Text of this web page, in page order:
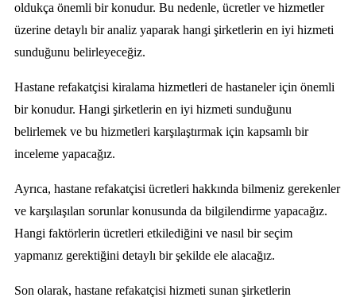
oldukça önemli bir konudur. Bu nedenle, ücretler ve hizmetler
üzerine detaylı bir analiz yaparak hangi şirketlerin en iyi hizmeti
sunduğunu belirleyeceğiz.
Hastane refakatçisi kiralama hizmetleri de hastaneler için önemli
bir konudur. Hangi şirketlerin en iyi hizmeti sunduğunu
belirlemek ve bu hizmetleri karşılaştırmak için kapsamlı bir
inceleme yapacağız.
Ayrıca, hastane refakatçisi ücretleri hakkında bilmeniz gerekenler
ve karşılaşılan sorunlar konusunda da bilgilendirme yapacağız.
Hangi faktörlerin ücretleri etkilediğini ve nasıl bir seçim
yapmanız gerektiğini detaylı bir şekilde ele alacağız.
Son olarak, hastane refakatçisi hizmeti sunan şirketlerin